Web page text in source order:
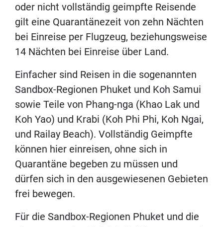
oder nicht vollständig geimpfte Reisende
gilt eine Quarantänezeit von zehn Nächten
bei Einreise per Flugzeug, beziehungsweise
14 Nächten bei Einreise über Land.
Einfacher sind Reisen in die sogenannten
Sandbox-Regionen Phuket und Koh Samui
sowie Teile von Phang-nga (Khao Lak und
Koh Yao) und Krabi (Koh Phi Phi, Koh Ngai,
und Railay Beach). Vollständig Geimpfte
können hier einreisen, ohne sich in
Quarantäne begeben zu müssen und
dürfen sich in den ausgewiesenen Gebieten
frei bewegen.
Für die Sandbox-Regionen Phuket und die